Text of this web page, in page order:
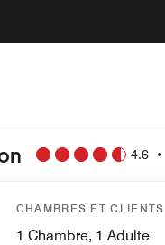
4.6 •
CHAMBRES ET CLIENTS
1 Chambre, 1 Adulte